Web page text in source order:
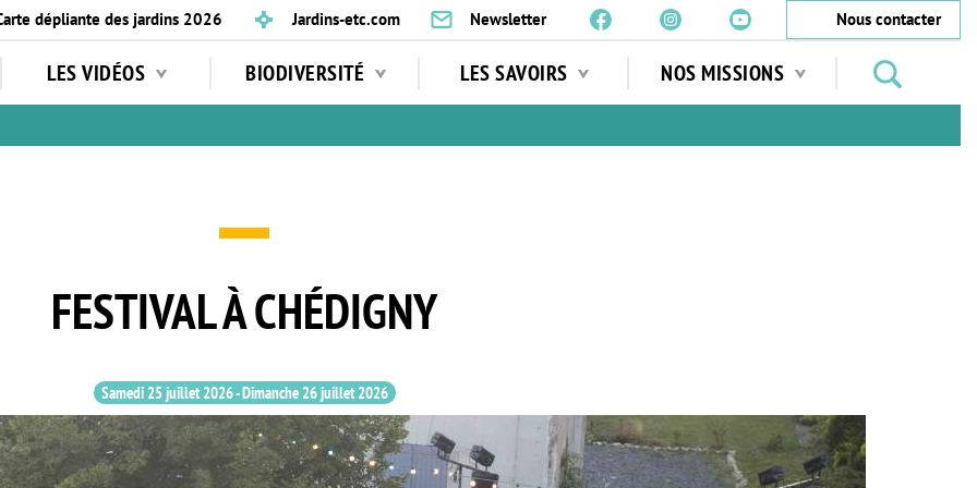
dépliante des jardins 2026 Jardins-etc.com Newsletter
Nous contacter
LES VIDÉOS BIODIVERSITÉ LES SAVOIRS NOS MISSIONS
jardins
FESTIVAL À CHÉDIGNY
Samedi 25 juillet 2026-Dimanche 26 juillet 2026